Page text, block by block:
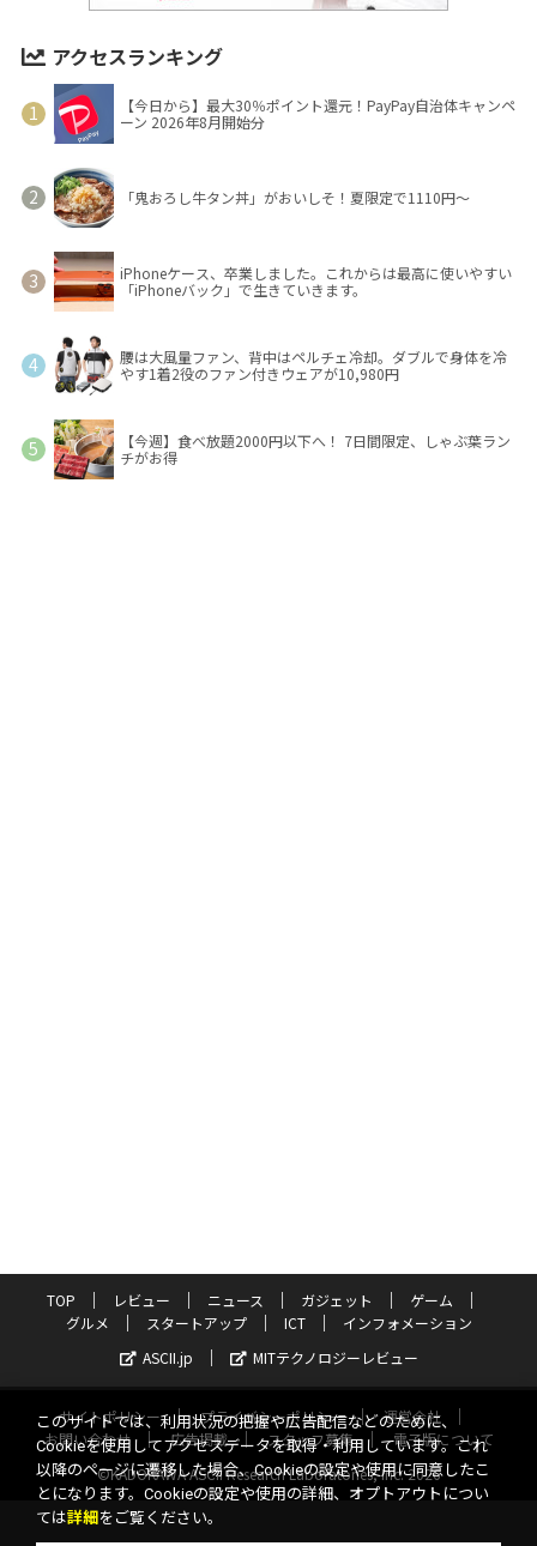
アクセスランキング
【今日から】最大30％ポイント還元！PayPay自治体キャンペ
ーン 2026年8月開始分
「鬼おろし牛タン丼」がおいしそ！夏限定で1110円～
iPhoneケース、卒業しました。これからは最高に使いやすい
「iPhoneバック」で生きていきます。
腰は大風量ファン、背中はペルチェ冷却。ダブルで身体を冷
やす1着2役のファン付きウェアが10,980円
【今週】食べ放題2000円以下へ！ 7日間限定、しゃぶ葉ラン
チがお得
TOP レビュー ニュース ガジェット
ゲーム
グルメ
スタートアップ ICT
インフォメーション
ASCII.jp
MITテクノロジーレビュー
サイトポリシー プライバシーポリシー
運営会社
お問い合わせ
広告掲載 スタッフ募集
電子版について
©KADOKAWA ASCII Research Laboratories, Inc. 2026
このサイトでは、利用状況の把握や広告配信などのために、
Cookieを使用してアクセスデータを取得・利用しています。これ
以降のページに遷移した場合、Cookieの設定や使用に同意したこ
とになります。Cookieの設定や使用の詳細、オプトアウトについ
ては詳細 をご覧ください。